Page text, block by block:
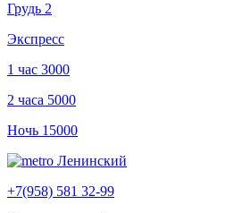
Грудь 2
Экспресс
1 час 3000
2 часа 5000
Ночь 15000
Ленинский
+7(958) 581 32-99